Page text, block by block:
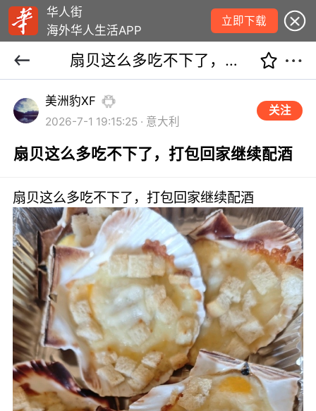
华人街
海外华人生活APP
立即下载
扇贝这么多吃不下了，打包回家继续配酒
美洲豹XF
2026-7-1 19:15:25 · 意大利
关注
扇贝这么多吃不下了，打包回家继续配酒
扇贝这么多吃不下了，打包回家继续配酒